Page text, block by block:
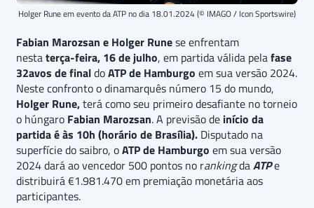
Holger Rune em evento da ATP no dia 18.01.2024 (© IMAGO / Icon Sportswire)
Fabian Marozsan e Holger Runese enfrentam
nestaterça-feira, 16 de julho, em partida válida pelafase
32avos de finaldoATP de Hamburgo em sua versão 2024.
Neste confronto o dinamarquês número 15 do mundo,
Holger Rune,terá como seu primeiro desafiante no torneio
o húngaro Fabian Marozsan. A previsão de início da
partida é às 10h (horário de Brasília). Disputado na
superfície do saibro, oATP de Hamburgo em sua versão
2024 dará ao vencedor 500 pontos no rankingdaATPe
distribuirá €1.981.470 em premiação monetária aos
participantes.